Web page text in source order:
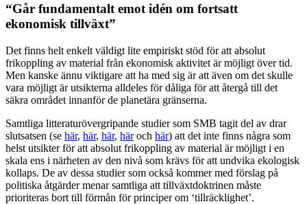
“Går fundamentalt emot idén om fortsatt
ekonomisk tillväxt”
Det finns helt enkelt väldigt lite empiriskt stöd för att absolut
frikoppling av material från ekonomisk aktivitet är möjligt över tid.
Men kanske ännu viktigare att ha med sig är att även om det skulle
vara möjligt är utsikterna alldeles för dåliga för att återgå till det
säkra området innanför de planetära gränserna.
Samtliga litteraturövergripande studier som SMB tagit del av drar
slutsatsen (se här, här, här, häroch här) att det inte finns några som
helst utsikter för att absolut frikoppling av material är möjligt i en
skala ens i närheten av den nivå som krävs för att undvika ekologisk
kollaps. De av dessa studier som också kommer med förslag på
politiska åtgärder menar samtliga att tillväxtdoktrinen måste
prioriteras bort till förmån för principer om ‘tillräcklighet’.